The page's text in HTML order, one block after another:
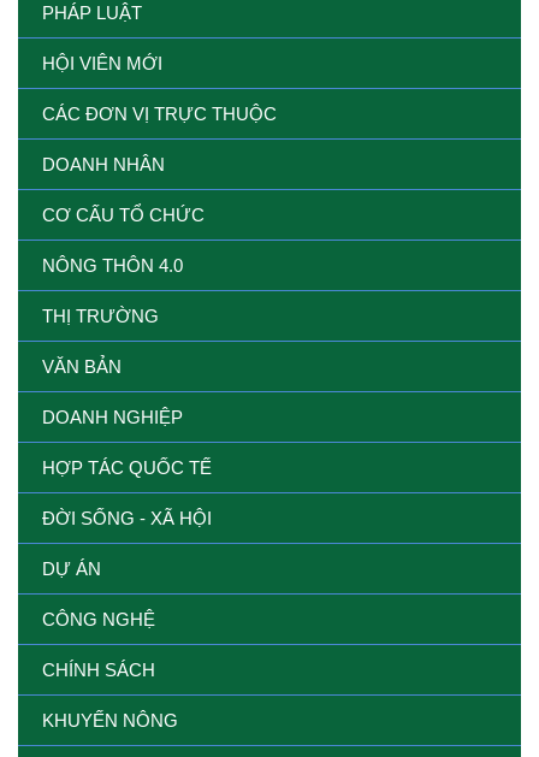
PHÁP LUẬT
HỘI VIÊN MỚI
CÁC ĐƠN VỊ TRỰC THUỘC
DOANH NHÂN
CƠ CẤU TỔ CHỨC
NÔNG THÔN 4.0
THỊ TRƯỜNG
VĂN BẢN
DOANH NGHIỆP
HỢP TÁC QUỐC TẾ
ĐỜI SỐNG - XÃ HỘI
DỰ ÁN
CÔNG NGHỆ
CHÍNH SÁCH
KHUYẾN NÔNG